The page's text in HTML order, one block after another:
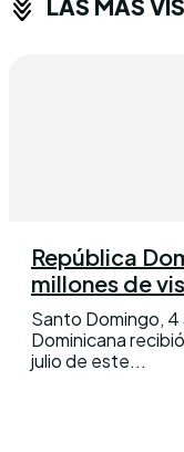
LAS MÁS
República
millones de
Santo Domingo, 4
Dominicana
julio de este...